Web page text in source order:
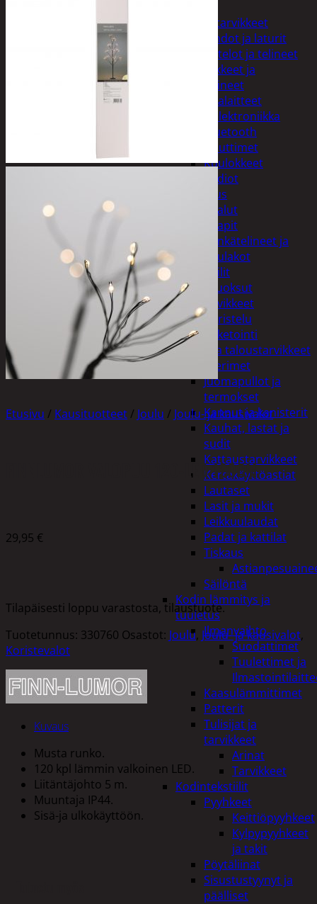
Puhelintarvikkeet
Johdot ja laturit
Kotelot ja telineet
Tv-tarvikkeet ja
seinätelineet
Varavirtalaitteet
Viihde-elektroniikka
Bluetooth
kaiuttimet
Kuulokkeet
Radiot
Koti ja sisustus
Huonekalut
Kaapit
Kenkätelineet ja
naulakot
Peilit
Huonetuoksut
Juhlatarvikkeet
Koristelu
Paketointi
Keittiö ja taloustarvikkeet
Aterimet
Juomapullot ja
termokset
Kannut ja kanisterit
Kauhat, lastat ja
sudit
Kattaustarvikkeet
Kertakäyttöastiat
Lautaset
Lasit ja mukit
Leikkuulaudat
Padat ja kattilat
Tiskaus
Säilöntä
Kodin lämmitys ja
tuuletus
Ilmanvaihto
Suodattimet
Tuulettimet ja
Kaasulämmittimet
Patterit
Tulisijat ja
tarvikkeet
Arinat
Tarvikkeet
Kodintekstiilit
Pyyhkeet
Keittiöpyyhkeet
Kylpypyyhkeet
ja takit
Pöytäliinat
Sisustustyynyt ja
päälliset
Etusivu / Kausituotteet / Joulu / Joulu- ja kausivalot
FINNLUMOR VALOPUU 120-LED 120CM
29,95 €
Tilapäisesti loppu varastosta, tilaustuote.
Tuotetunnus: 330760 Osastot: Joulu, Joulu- ja kausivalot,
Koristevalot
Kuvaus
Musta runko.
120 kpl lämmin valkoinen LED.
Liitäntäjohto 5 m.
Muuntaja IP44.
Sisä-ja ulkokäyttöön.